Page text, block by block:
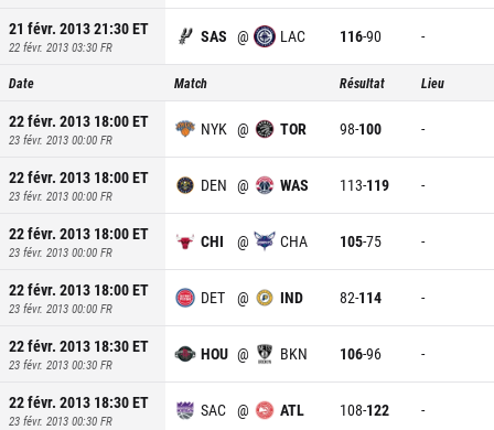
21 févr. 2013 21:30ET
22 févr. 2013 03:30 FR
SAS @ LAC 116-90 -
Date Match Résultat Lieu
22 févr. 2013 18:00ET
23 févr. 2013 00:00 FR
NYK @ TOR 98-100 -
22 févr. 2013 18:00ET
23 févr. 2013 00:00 FR
DEN @ WAS 113-119 -
22 févr. 2013 18:00ET
23 févr. 2013 00:00 FR
CHI @ CHA 105-75 -
22 févr. 2013 18:00ET
23 févr. 2013 00:00 FR
DET @ IND 82-114 -
22 févr. 2013 18:30ET
23 févr. 2013 00:30 FR
HOU @ BKN 106-96 -
22 févr. 2013 18:30ET
23 févr. 2013 00:30 FR
SAC @ ATL 108-122 -